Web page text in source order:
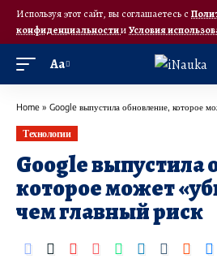
Используя этот сайт, вы соглашаетесь с
конфиденциальностииУсловия
Аа
Home » Google выпустила обновление, которое
Технологии
Google выпустила
которое может
чем главный риск